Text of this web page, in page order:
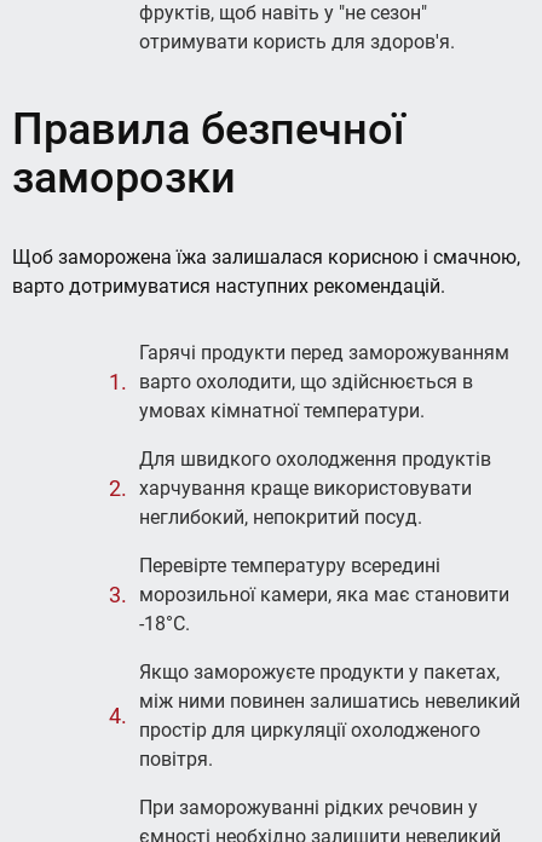
фруктів, щоб навіть у "не сезон"
отримувати користь для здоров'я.
Правила безпечної
заморозки
Щоб заморожена їжа залишалася корисною і смачною,
варто дотримуватися наступних рекомендацій.
Гарячі продукти перед заморожуванням
варто охолодити, що здійснюється в
умовах кімнатної температури.
Для швидкого охолодження продуктів
харчування краще використовувати
неглибокий, непокритий посуд.
Перевірте температуру всередині
морозильної камери, яка має становити
-18°С.
Якщо заморожуєте продукти у пакетах,
між ними повинен залишатись невеликий
простір для циркуляції охолодженого
повітря.
При заморожуванні рідких речовин у
ємності необхідно залишити невеликий